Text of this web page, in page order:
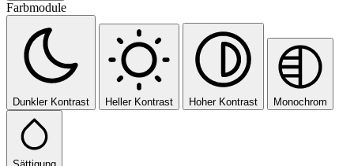
Farbmodule
Dunkler Kontrast Heller Kontrast Hoher Kontrast Monochrom